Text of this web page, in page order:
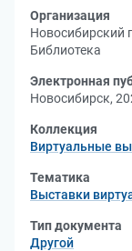
Организация
Новосибирский
Библиотека
Электронная
Новосибирск,
Коллекция
Виртуальные
Тематика
Выставки
Тип документа
Другой